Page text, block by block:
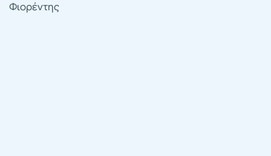
Φιορέντης